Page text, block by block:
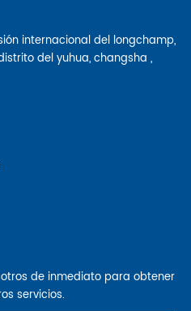
internacional del longchamp,
del yuhua, changsha ,
servicios.